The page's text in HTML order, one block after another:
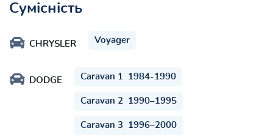
Сумісність
CHRYSLER Voyager
DODGE Caravan 1 1984-1990
Caravan 2 1990–1995
Caravan 3 1996–2000